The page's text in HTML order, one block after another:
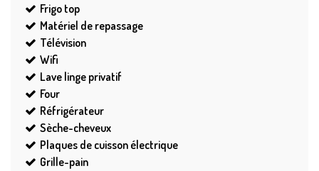
Frigo top
Matériel de repassage
Télévision
Wifi
Lave linge privatif
Four
Réfrigérateur
Sèche-cheveux
Plaques de cuisson électrique
Grille-pain